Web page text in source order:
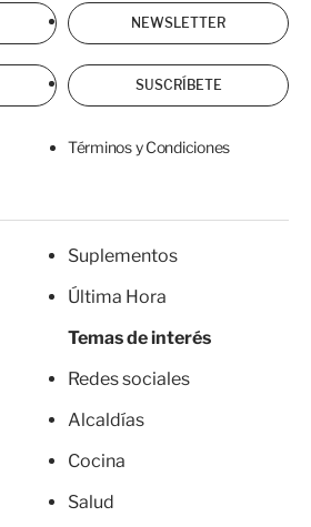
NEWSLETTER
SUSCRÍBETE
Términos y Condiciones
Suplementos
Última Hora
Temas de interés
Redes sociales
Alcaldías
Cocina
Salud